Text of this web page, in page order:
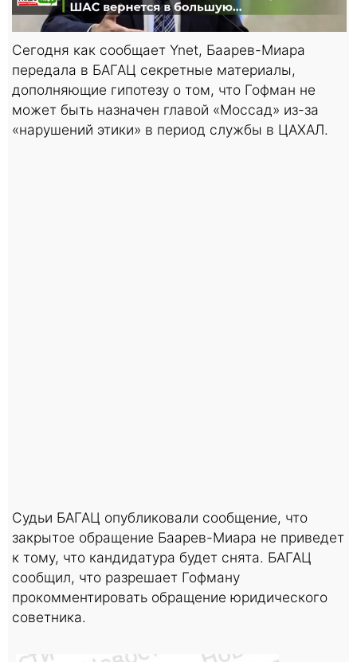
Сегодня как сообщает Ynet, Баарев-Миара
передала в БАГАЦ секретные материалы,
дополняющие гипотезу о том, что Гофман не
может быть назначен главой «Моссад» из-за
«нарушений этики» в период службы в ЦАХАЛ.
Судьи БАГАЦ опубликовали сообщение, что
закрытое обращение Баарев-Миара не приведет
к тому, что кандидатура будет снята. БАГАЦ
сообщил, что разрешает Гофману
прокомментировать обращение юридического
советника.